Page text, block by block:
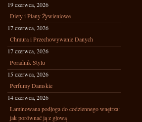
19 czerwca, 2026
Diety i Plany Żywieniowe
17 czerwca, 2026
Chmura i Przechowywanie Danych
17 czerwca, 2026
Poradnik Stylu
15 czerwca, 2026
Perfumy Damskie
14 czerwca, 2026
Laminowana podłoga do codziennego wnętrza:
jak porównać ją z głową